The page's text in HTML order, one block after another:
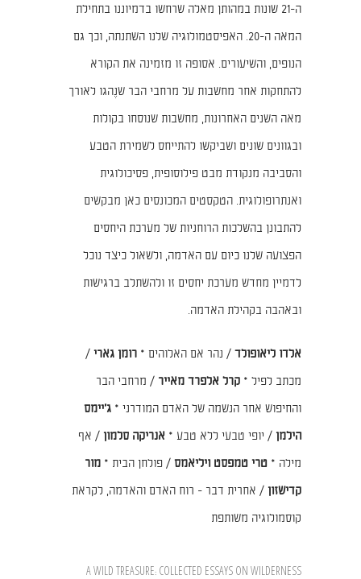
ה-21 שונות במהותן מאלה שרחשו בדמיוננו בתחילת
המאה ה-20. האפיסטמולוגיה שלנו השתנתה, וכך גם
הנופים, והשיעורים. אסופה זו מזמינה את הקורא
להתחקות אחר מחשבות על מרחבי הבר שנֶהגו לאורך
מאה השנים האחרונות, מחשבות שנוסחו בקולות
ובגוונים שונים ושביקשו להתייחס לשמירת הטבע
והסביבה מנקודת מבט פילוסופית, פסיכולוגית
ואנתרופולוגית. הטקסטים המכונסים כאן מבקשים
להתבונן בהשלכות הרוחניות של מערכת היחסים
הפצועה שלנו כיום עם האדמה, ולשאול כיצד נוכל
לדמיין מחדש מערכת יחסים זו ולהשתלב ברגישות
ובאהבה בקהילת האדמה.
אלדו ליאופולד / נהר אם האלוהים * רומן גארי /
מכתב לפיל * קרל אלפרד מאייר / מרחבי הבר
והחיפוש אחר הנשמה של האדם המודרני * ג׳יימס
הילמן / יופי טבעי ללא טבע * אנריקה סלמון / אף
מילה * טרי טמפסט ויליאמס / פולחן הבית * מור
קדישזון / אחרית דבר - רוח האדם והאדמה, לקראת
קוסמולוגיה משותפת
A WILD TREASURE: COLLECTED ESSAYS ON WILDERNESS